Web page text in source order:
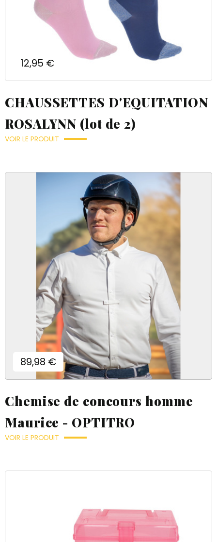
Prix
12,95 €
CHAUSSETTES D'EQUITATION
ROSALYNN (lot de 2)
VOIR LE PRODUIT
Prix
89,98 €
Chemise de concours homme
Maurice - OPTITRO
VOIR LE PRODUIT